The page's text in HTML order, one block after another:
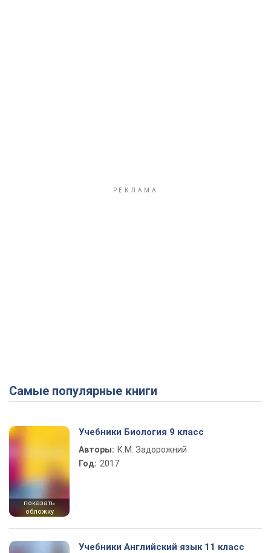
Самые популярные книги
показать
обложку
Учебники Биология 9 класс
Авторы: К.М. Задорожний
Год: 2017
Учебники Английский язык 11 класс